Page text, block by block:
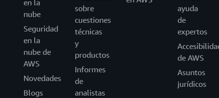
en la
nube
Seguridad
en la
nube de
AWS
Novedades
Blogs
sobre
cuestiones
técnicas
y
productos
Informes
de
analistas
ayuda
de
expertos
de AWS
Asuntos
jurídicos